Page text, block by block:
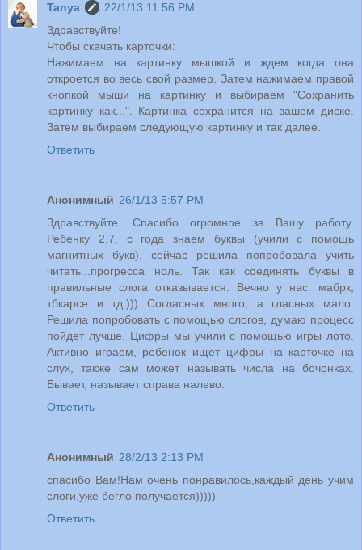
Tanya
22/1/13 11:56 PM
Здравствуйте!
Чтобы скачать карточки:
Нажимаем на картинку мышкой и ждем когда она
откроется во весь свой размер. Затем нажимаем правой
кнопкой мыши на картинку и выбираем "Сохранить
картинку как...". Картинка сохранится на вашем диске.
Затем выбираем следующую картинку и так далее.
Ответить
Анонимный 26/1/13 5:57 PM
Здравствуйте. Спасибо огромное за Вашу работу.
Ребенку 2.7, с года знаем буквы (учили с помощь
магнитных букв), сейчас решила попробовала учить
читать...прогресса ноль. Так как соединять буквы в
правильные слога отказывается. Вечно у нас: мабрк,
тбкарсе и тд.))) Согласных много, а гласных мало.
Решила попробовать с помощью слогов, думаю процесс
пойдет лучше. Цифры мы учили с помощью игры лото.
Активно играем, ребенок ищет цифры на карточке на
слух, также сам может называть числа на бочонках.
Бывает, называет справа налево.
Ответить
Анонимный 28/2/13 2:13 PM
спасибо Вам!Нам очень понравилось,каждый день учим
слоги,уже бегло получается)))))
Ответить